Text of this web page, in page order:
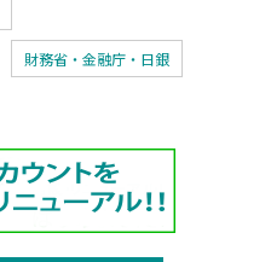
財務省・金融庁・日銀